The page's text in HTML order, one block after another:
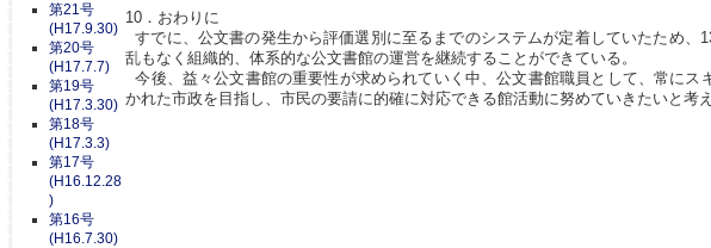
10．おわりに
すでに、公文書の発生から評価選別に至るまでのシステムが定着していたため、
乱もなく組織的、体系的な公文書館の運営を継続することができている。
今後、益々公文書館の重要性が求められていく中、公文書館職員として、常にス
かれた市政を目指し、市民の要請に的確に対応できる館活動に努めていきたいと考え
第21号
(H17.9.30)
第20号
(H17.7.7)
第19号
(H17.3.30)
第18号
(H17.3.3)
第17号
(H16.12.28
)
第16号
(H16.7.30)